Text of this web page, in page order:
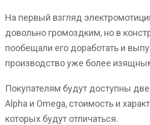
На первый взгляд
довольно громоздким, но в
пообещали его доработать и
производство уже более
Покупателям будут доступны
Alpha и Omega, стоимость и
которых будут отличаться.